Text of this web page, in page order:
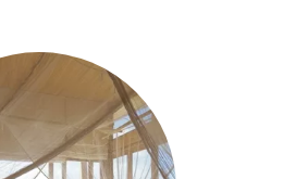
d'un scooter,
Vérifiez bien son état avant de vous
En effet, la qualité est
preuve de prudence
plus en ville que dans les zones
en tête que la législation est